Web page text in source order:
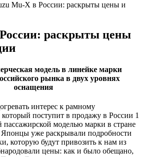
Mu-X в России: раскрыты цены и
раскрыты цены
модель в линейке марки
рынка в двух уровнях
оснащения
интерес к рамному
поступит в продажу в России 1
пассажирской моделью марки в стране
уже раскрывали подробности
которую будут привозить к нам из
цены: как и было обещано,